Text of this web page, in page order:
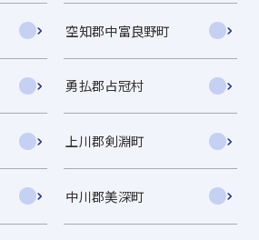
空知郡中富良野町
勇払郡占冠村
上川郡剣淵町
中川郡美深町